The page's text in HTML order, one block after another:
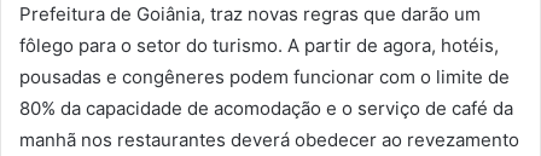
Prefeitura de Goiânia, traz novas regras que darão um
fôlego para o setor do turismo. A partir de agora, hotéis,
pousadas e congêneres podem funcionar com o limite de
80% da capacidade de acomodação e o serviço de café da
manhã nos restaurantes deverá obedecer ao revezamento